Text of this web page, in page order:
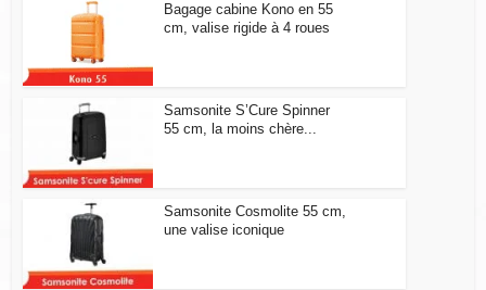
Bagage cabine Kono en 55
cm, valise rigide à 4 roues
Samsonite S’Cure Spinner
55 cm, la moins chère...
Samsonite Cosmolite 55 cm,
une valise iconique